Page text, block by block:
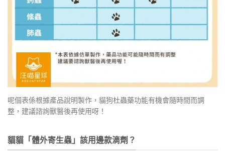
呢個表係根據產品說明製作，貓狗杜蟲藥功能有機會隨時間而調
整，建議諮詢獸醫後再使用呀！
貓貓「體外寄生蟲」該用邊款滴劑？